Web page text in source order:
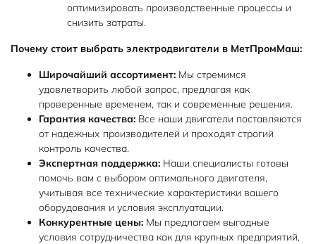
оптимизировать производственные процессы и
снизить затраты.
Почему стоит выбрать электродвигатели в МетПромМаш:
Широчайший ассортимент: Мы стремимся
удовлетворить любой запрос, предлагая как
проверенные временем, так и современные решения.
Гарантия качества: Все наши двигатели поставляются
от надежных производителей и проходят строгий
контроль качества.
Экспертная поддержка: Наши специалисты готовы
помочь вам с выбором оптимального двигателя,
учитывая все технические характеристики вашего
оборудования и условия эксплуатации.
Конкурентные цены: Мы предлагаем выгодные
условия сотрудничества как для крупных предприятий,